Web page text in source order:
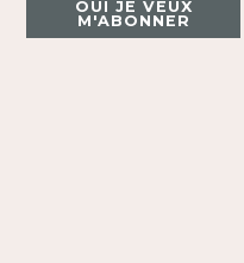
OUI JE VEUX
M'ABONNER